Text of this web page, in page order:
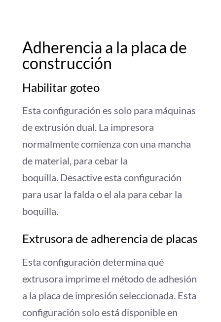
Adherencia a la placa de
construcción
Habilitar goteo
Esta configuración es solo para máquinas
de extrusión dual. La impresora
normalmente comienza con una mancha
de material, para cebar la
boquilla. Desactive esta configuración
para usar la falda o el ala para cebar la
boquilla.
Extrusora de adherencia de placas
Esta configuración determina qué
extrusora imprime el método de adhesión
a la placa de impresión seleccionada. Esta
configuración solo está disponible en